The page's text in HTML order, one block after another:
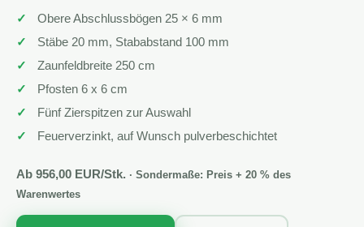
Obere Abschlussbögen 25 × 6 mm
Stäbe 20 mm, Stababstand 100 mm
Zaunfeldbreite 250 cm
Pfosten 6 x 6 cm
Fünf Zierspitzen zur Auswahl
Feuerverzinkt, auf Wunsch pulverbeschichtet
Ab 956,00 EUR/Stk. · Sondermaße: Preis + 20 % des
Warenwertes